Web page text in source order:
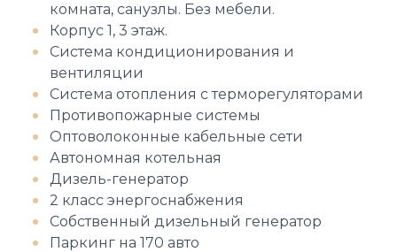
комната, санузлы. Без мебели.
Корпус 1, 3 этаж.
Система кондиционирования и
вентиляции
Система отопления с терморегуляторами
Противопожарные системы
Оптоволоконные кабельные сети
Автономная котельная
Дизель-генератор
2 класс энергоснабжения
Собственный дизельный генератор
Паркинг на 170 авто